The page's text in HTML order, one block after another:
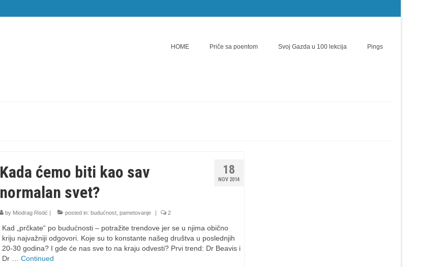
HOME Priče sa poentom Svoj Gazda u 100 lekcija Pings
18
NOV 2014
Kada ćemo biti kao sav
normalan svet?
by Miodrag Ristić | posted in: budućnost, pametovanje | 2
Kad „prčkate“ po budućnosti – potražite trendove jer se u njima obično
kriju najvažniji odgovori. Koje su to konstante našeg društva u poslednjih
20-30 godina? I gde će nas sve to na kraju odvesti? Prvi trend: Dr Beavis i
Dr … Continued